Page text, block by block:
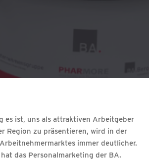
es ist, uns als attraktiven Arbeitgeber
Region zu präsentieren, wird in der
immer deutlicher.
das Personalmarketing der BA.